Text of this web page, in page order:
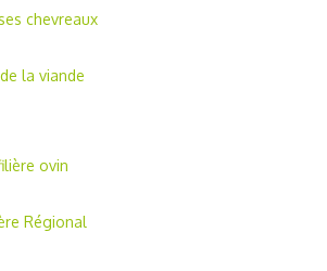
chevreaux
la viande
ovin
Régional